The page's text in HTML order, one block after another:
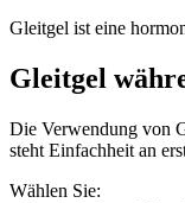
Gleitgel ist eine
Gleitgel
Die Verwendung von
steht Einfachheit an
Wählen Sie: